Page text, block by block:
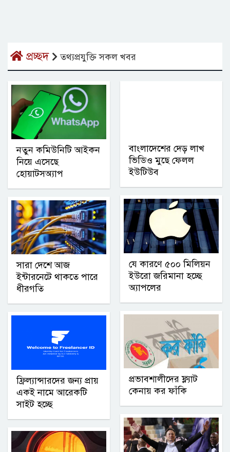
প্রচ্ছদ তথ্যপ্রযুক্তি সকল খবর
নতুন কমিউনিটি আইকন
নিয়ে এসেছে
হোয়াটসঅ্যাপ
সারা দেশে আজ
ইন্টারনেটে থাকতে পারে
ধীরগতি
ফ্রিল্যান্সারদের জন্য প্রায়
একই নামে আরেকটি
সাইট হচ্ছে
বাংলাদেশের দেড় লাখ
ভিডিও মুছে ফেলল
ইউটিউব
যে কারণে ৫০০ মিলিয়ন
ইউরো জরিমানা হচ্ছে
অ্যাপলের
প্রভাবশালীদের ফ্ল্যাট
কেনায় কর ফাঁকি